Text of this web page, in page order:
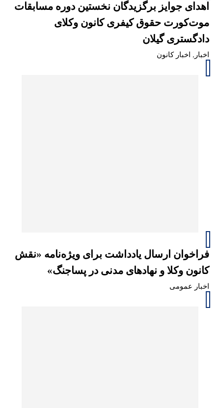
اهدای جوایز برگزیدگان نخستین دوره مسابقات
موت‌کورت حقوق کیفری کانون وکلای
دادگستری گیلان
اخبار , اخبار کانون
فراخوان ارسال یادداشت برای ویژه‌نامه «نقش
کانون وکلا و نهادهای مدنی در پساجنگ»
اخبار عمومی